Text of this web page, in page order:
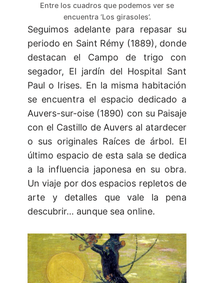
Entre los cuadros que podemos ver se
encuentra ‘Los girasoles’.
Seguimos adelante para repasar su
periodo en Saint Rémy (1889), donde
destacan el Campo de trigo con
segador, El jardín del Hospital Sant
Paul o Irises. En la misma habitación
se encuentra el espacio dedicado a
Auvers-sur-oise (1890) con su Paisaje
con el Castillo de Auvers al atardecer
o sus originales Raíces de árbol. El
último espacio de esta sala se dedica
a la influencia japonesa en su obra.
Un viaje por dos espacios repletos de
arte y detalles que vale la pena
descubrir… aunque sea online.